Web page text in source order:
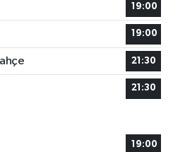
19:00
19:00
21:30
21:30
19:00